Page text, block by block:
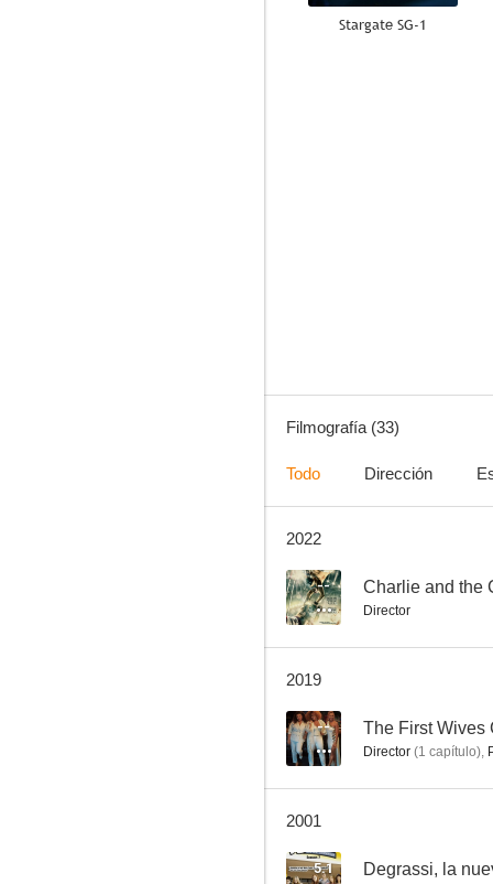
Stargate SG-1
Filmografía (33)
Todo Dirección
2022
-- Charlie and the
Director
2019
-- The First Wives
Director (1 capítulo),
2001
5.1 Degrassi, la